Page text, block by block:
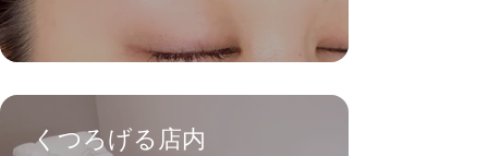
くつろげる店内